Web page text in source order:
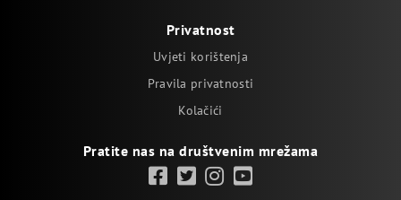
Privatnost
Uvjeti korištenja
Pravila privatnosti
Kolačići
Pratite nas na društvenim mrežama